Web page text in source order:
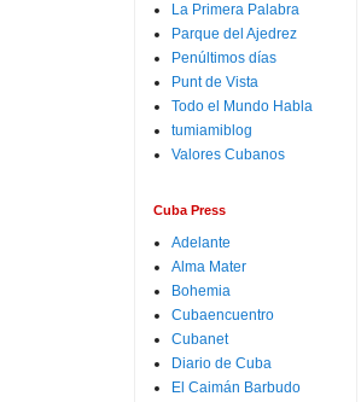
La Primera Palabra
Parque del Ajedrez
Penúltimos días
Punt de Vista
Todo el Mundo Habla
tumiamiblog
Valores Cubanos
Cuba Press
Adelante
Alma Mater
Bohemia
Cubaencuentro
Cubanet
Diario de Cuba
El Caimán Barbudo